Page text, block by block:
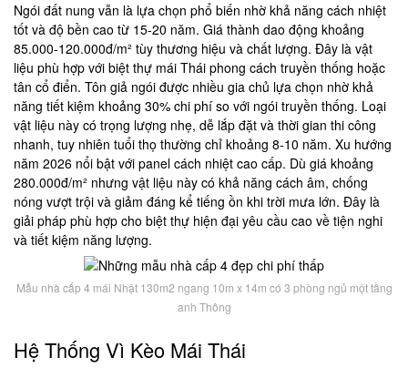
Ngói đất nung vẫn là lựa chọn phổ biến nhờ khả năng cách nhiệt
tốt và độ bền cao từ 15-20 năm. Giá thành dao động khoảng
85.000-120.000đ/m² tùy thương hiệu và chất lượng. Đây là vật
liệu phù hợp với biệt thự mái Thái phong cách truyền thống hoặc
tân cổ điển. Tôn giả ngói được nhiều gia chủ lựa chọn nhờ khả
năng tiết kiệm khoảng 30% chi phí so với ngói truyền thống. Loại
vật liệu này có trọng lượng nhẹ, dễ lắp đặt và thời gian thi công
nhanh, tuy nhiên tuổi thọ thường chỉ khoảng 8-10 năm. Xu hướng
năm 2026 nổi bật với panel cách nhiệt cao cấp. Dù giá khoảng
280.000đ/m² nhưng vật liệu này có khả năng cách âm, chống
nóng vượt trội và giảm đáng kể tiếng ồn khi trời mưa lớn. Đây là
giải pháp phù hợp cho biệt thự hiện đại yêu cầu cao về tiện nghi
và tiết kiệm năng lượng.
Mẫu nhà cấp 4 mái Nhật 130m2 ngang 10m x 14m có 3 phòng ngủ một tầng
anh Thông
Hệ Thống Vì Kèo Mái Thái